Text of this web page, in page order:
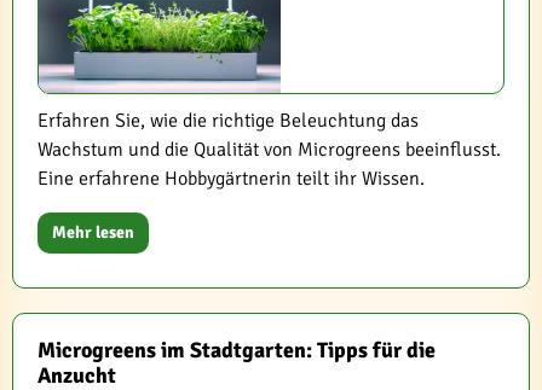
Erfahren Sie, wie die richtige Beleuchtung das
Wachstum und die Qualität von Microgreens beeinflusst.
Eine erfahrene Hobbygärtnerin teilt ihr Wissen.
Mehr lesen
Microgreens im Stadtgarten: Tipps für die
Anzucht